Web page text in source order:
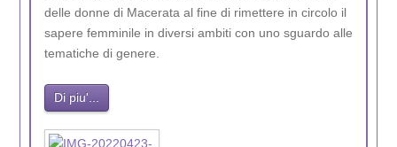
delle donne di Macerata al fine di rimettere in circolo il
sapere femminile in diversi ambiti con uno sguardo alle
tematiche di genere.
Di piu'...